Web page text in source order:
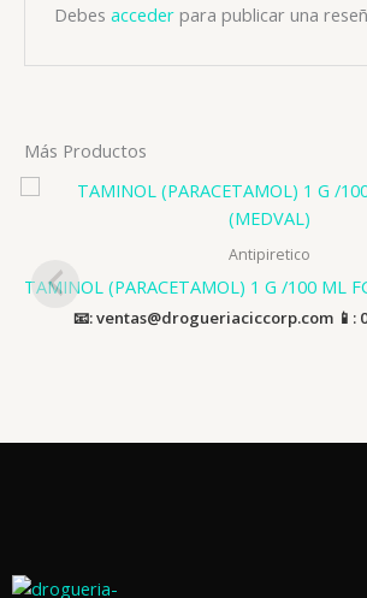
Debesacceder para publicar una
Más Productos
Antipiretico
TAMINOL (PARACETAMOL) 1 G /100 ML
📧: ventas@drogueriaciccorp.com 📱: